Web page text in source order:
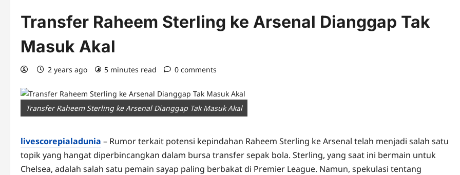
Transfer Raheem Sterling ke Arsenal Dianggap Tak
Masuk Akal
2 years ago 5 minutes read 0 comments
Transfer Raheem Sterling ke Arsenal Dianggap Tak Masuk Akal
livescorepialadunia – Rumor terkait potensi kepindahan Raheem Sterling ke Arsenal telah menjadi salah satu
topik yang hangat diperbincangkan dalam bursa transfer sepak bola. Sterling, yang saat ini bermain untuk
Chelsea, adalah salah satu pemain sayap paling berbakat di Premier League. Namun, spekulasi tentang